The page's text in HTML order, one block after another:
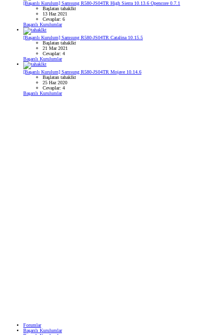
[Başarılı Kurulum] Samsung R580-JS04TR High Sierra 10.13.6 Opencore 0.7.1
Başlatan tahaklkt
13 Haz 2021
Cevaplar: 6
Başarılı Kurulumlar
[Başarılı Kurulum] Samsung R580-JS04TR Catalina 10.15.5
Başlatan tahaklkt
21 Mar 2021
Cevaplar: 4
Başarılı Kurulumlar
[Başarılı Kurulum] Samsung R580-JS04TR Mojave 10.14.6
Başlatan tahaklkt
25 Haz 2020
Cevaplar: 4
Başarılı Kurulumlar
Forumlar
Başarılı Kurulumlar